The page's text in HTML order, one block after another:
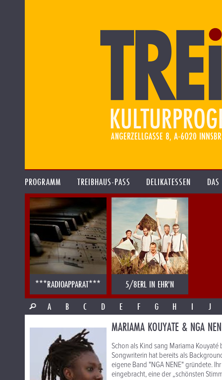
PROGRAMM TREIBHAUS-PASS DELIKATESSEN
***RADIOAPPARAT***
5/8ERL IN EHR'N
A
B C D E F G H I J
MARIAMA KOUYATE & NGA
Schon als Kind sang Mariama
Songwriterin hat bereits als
eigene Band "NGA NENE" gründete.
eingebracht, eine der „schönsten